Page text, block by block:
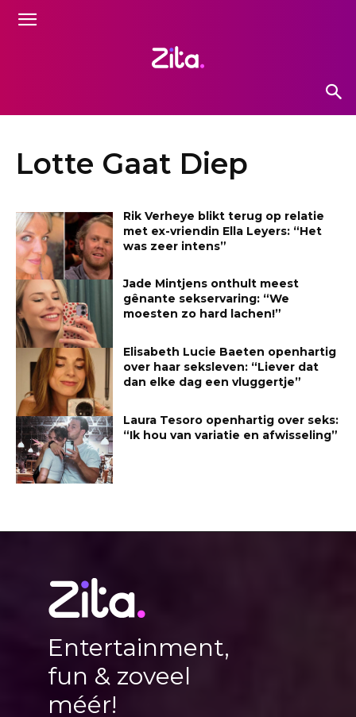
Lotte Gaat Diep
Rik Verheye blikt terug op relatie
met ex-vriendin Ella Leyers: “Het
was zeer intens”
Jade Mintjens onthult meest
gênante sekservaring: “We
moesten zo hard lachen!”
Elisabeth Lucie Baeten openhartig
over haar seksleven: “Liever dat
dan elke dag een vluggertje”
Laura Tesoro openhartig over seks:
“Ik hou van variatie en afwisseling”
Entertainment,
fun & zoveel
méér!